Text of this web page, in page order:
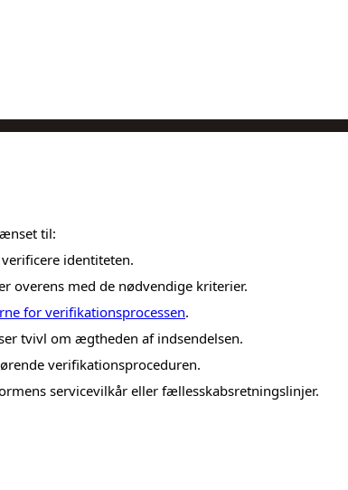
til:
identiteten.
overens med de nødvendige kriterier.
for verifikationsprocessen.
tvivl om ægtheden af indsendelsen.
verifikationsproceduren.
servicevilkår eller fællesskabsretningslinjer.